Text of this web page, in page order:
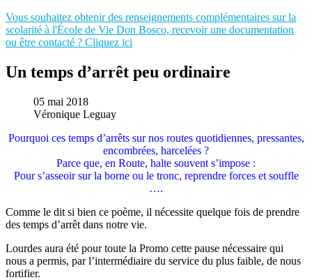
Vous souhaitez obtenir des renseignements complémentaires sur la
scolarité à l'École de Vie Don Bosco, recevoir une documentation
ou être contacté ? Cliquez ici
Un temps d’arrêt peu ordinaire
05 mai 2018
Véronique Leguay
Pourquoi ces temps d’arrêts sur nos routes quotidiennes, pressantes,
encombrées, harcelées ?
Parce que, en Route, halte souvent s’impose :
Pour s’asseoir sur la borne ou le tronc, reprendre forces et souffle
….
Comme le dit si bien ce poème, il nécessite quelque fois de prendre
des temps d’arrêt dans notre vie.
Lourdes aura été pour toute la Promo cette pause nécessaire qui
nous a permis, par l’intermédiaire du service du plus faible, de nous
fortifier.